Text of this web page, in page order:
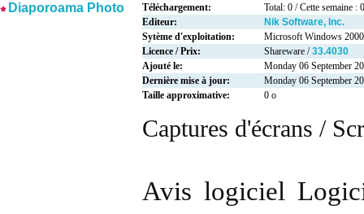
Diaporoama Photo
Téléchargement:
Total: 0 / Cette semaine : 0
Editeur:
Nik Software, Inc.
Sytème d'exploitation:
Microsoft Windows
Licence / Prix:
Shareware /33.4030
Ajouté le:
Monday 06 September
Dernière mise à jour:
Monday 06 September
Taille approximative:
0 o
Captures d'écrans /
Avis logiciel